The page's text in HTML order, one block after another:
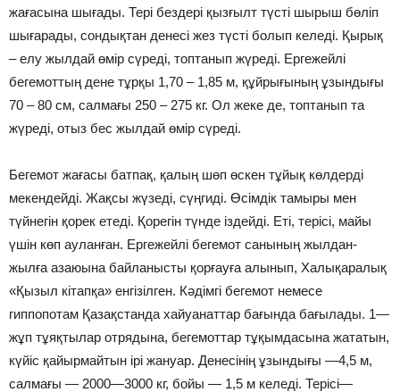
жағасына шығады. Тері бездері қызғылт түсті шырыш бөліп
шығарады, сондықтан денесі жез түсті болып келеді. Қырық
– елу жылдай өмір сүреді, топтанып жүреді. Ергежейлі
бегемоттың дене тұрқы 1,70 – 1,85 м, құйрығының ұзындығы
70 – 80 см, салмағы 250 – 275 кг. Ол жеке де, топтанып та
жүреді, отыз бес жылдай өмір сүреді.
Бегемот жағасы батпақ, қалың шөп өскен тұйық көлдерді
мекендейді. Жақсы жүзеді, сүңгиді. Өсімдік тамыры мен
түйнегін қорек етеді. Қорегін түнде іздейді. Еті, терісі, майы
үшін көп ауланған. Ергежейлі бегемот санының жылдан-
жылға азаюына байланысты қорғауға алынып, Халықаралық
«Қызыл кітапқа» енгізілген. Кәдімгі бегемот немесе
гиппопотам Қазақстанда хайуанаттар бағында бағылады. 1—
жұп тұяқтылар отрядына, бегемоттар тұқымдасына жататын,
күйіс қайырмайтын ірі жануар. Денесінің ұзындығы —4,5 м,
салмағы — 2000—3000 кг, бойы — 1,5 м келеді. Терісі—